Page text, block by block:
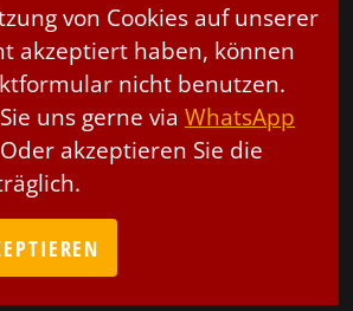
von Cookies auf unserer
akzeptiert haben, können
nicht benutzen.
uns gerne via WhatsApp
akzeptieren Sie die